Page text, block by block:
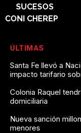
SUCESOS
CONI CHEREP
ÚLTIMAS
Santa Fe llevó a
impacto tarifario
Colonia Raquel
domiciliaria
Nueva sanción
menores